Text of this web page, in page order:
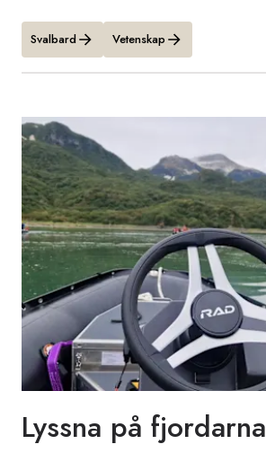
Svalbard Vetenskap
Lyssna på fjordarna